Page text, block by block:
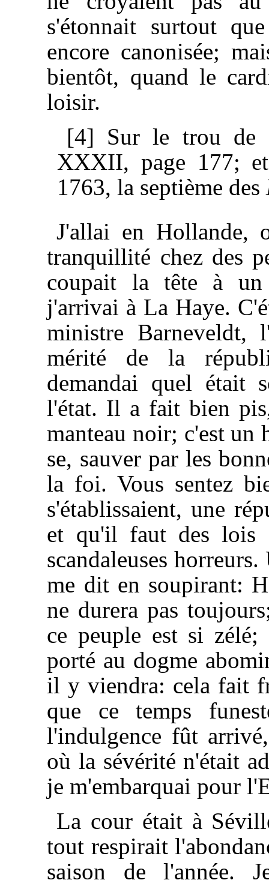
s'étonnait surtout
encore canonisée;
bientôt, quand le
loisir.
[4] Sur le trou de
XXXII, page 177;
1763, la septième des
J'allai en Hollande,
tranquillité chez des
coupait la tête à un
j'arrivai à La Haye.
ministre Barneveldt,
mérité de la
demandai quel était
l'état. Il a fait bien
manteau noir; c'est un
se, sauver par les
la foi. Vous sentez
s'établissaient, une
et qu'il faut des lois
scandaleuses
me dit en soupirant:
ne durera pas
ce peuple est si
porté au dogme
il y viendra: cela fait
que ce temps
l'indulgence fût
où la sévérité n'était
je m'embarquai pour
La cour était à
tout respirait
saison de l'année.